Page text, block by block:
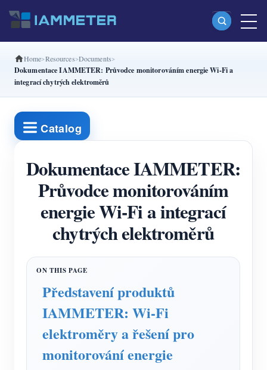
Produkty
Split-phase Wi-Fi elektroměr (WEM2067)
Třífázový Wi-Fi elektroměr (WEM3080T)
WiFi regulátor výkonu
IAMMETER Cloud Pro
Nabíječka EV
Simulátor IAMMETER
Virtuální měřič
Systém energetické predikce a simulace
Home Resources Documents
Dokumentace IAMMETER: Průvodce monitorováním energie Wi-Fi a
integrací chytrých elektroměrů
Catalog
Dokumentace IAMMETER:
Průvodce monitorováním
energie Wi-Fi a integrací
chytrých elektroměrů
Představení produktů
IAMMETER: Wi-Fi
elektroměry a řešení pro
monitorování energie